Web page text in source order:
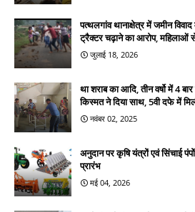
पत्थलगांव थानाक्षेत्र में जमीन
ट्रैक्टर चढ़ाने का आरोप, महिलाओं
जुलाई 18, 2026
था शराब का आदि, तीन वर्षो में 4
किस्मत ने दिया साथ, 5वी दफे में
नवंबर 02, 2025
अनुदान पर कृषि यंत्रों एवं सिंचाई
प्रारंभ
मई 04, 2026